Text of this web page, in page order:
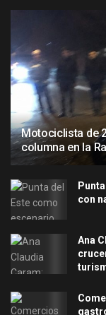
Motociclista de
columna en la
con
Ana